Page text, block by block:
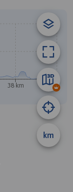
km
38 km 50 km